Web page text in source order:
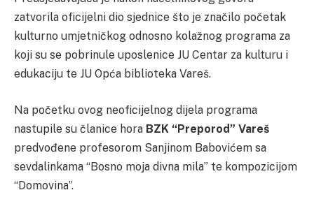
zatvorila oficijelni dio sjednice što je značilo početak
kulturno umjetničkog odnosno kolažnog programa za
koji su se pobrinule uposlenice JU Centar za kulturu i
edukaciju te JU Opća biblioteka Vareš.
Na početku ovog neoficijelnog dijela programa
nastupile su članice hora BZK “Preporod” Vareš
predvođene profesorom Sanjinom Babovićem sa
sevdalinkama “Bosno moja divna mila” te kompozicijom
“Domovina”.